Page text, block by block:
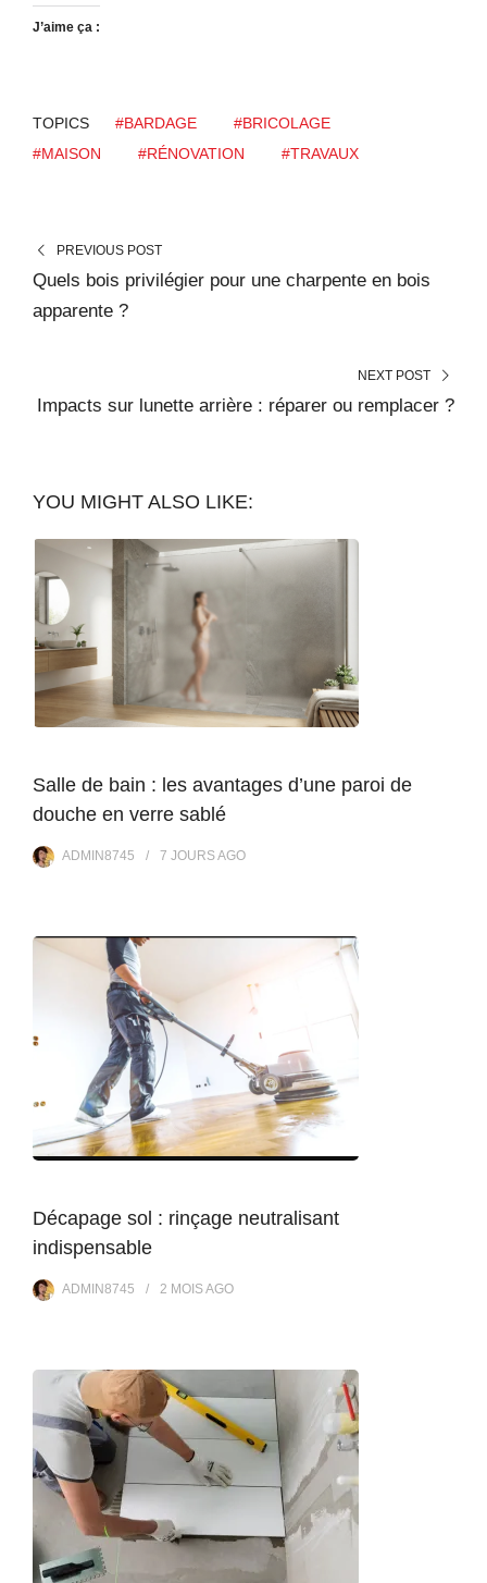
J’aime ça :
TOPICS #BARDAGE
#BRICOLAGE
#MAISON
#RÉNOVATION #TRAVAUX
PREVIOUS POST
Quels bois privilégier pour une charpente en bois
apparente ?
NEXT POST
Impacts sur lunette arrière : réparer ou remplacer ?
YOU MIGHT ALSO LIKE:
Salle de bain : les avantages d’une paroi de
douche en verre sablé
ADMIN8745 7 JOURSAGO
Décapage sol : rinçage neutralisant
indispensable
ADMIN8745 2 MOISAGO